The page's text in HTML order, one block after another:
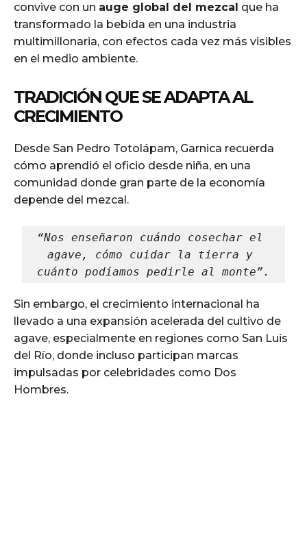
convive con un auge global del mezcal que ha
transformado la bebida en una industria
multimillonaria, con efectos cada vez más visibles
en el medio ambiente.
TRADICIÓN QUE SE ADAPTA AL
CRECIMIENTO
Desde San Pedro Totolápam, Garnica recuerda
cómo aprendió el oficio desde niña, en una
comunidad donde gran parte de la economía
depende del mezcal.
“Nos enseñaron cuándo cosechar el
agave, cómo cuidar la tierra y
cuánto podíamos pedirle al monte”.
Sin embargo, el crecimiento internacional ha
llevado a una expansión acelerada del cultivo de
agave, especialmente en regiones como San Luis
del Río, donde incluso participan marcas
impulsadas por celebridades como Dos
Hombres.